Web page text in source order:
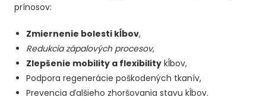
prínosov:
Zmiernenie bolesti kĺbov,
Redukcia zápalových procesov,
Zlepšenie mobility a flexibility kĺbov,
Podpora regenerácie poškodených tkanív,
Prevencia ďalšieho zhoršovania stavu kĺbov.